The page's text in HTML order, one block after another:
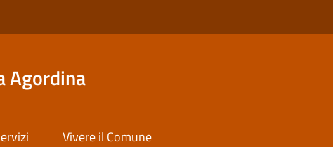
Agordina
Vivere il Comune